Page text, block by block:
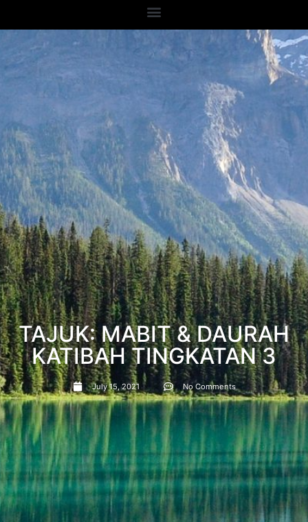
TAJUK: MABIT & DAURAH
KATIBAH TINGKATAN 3
July 15, 2021 No Comments